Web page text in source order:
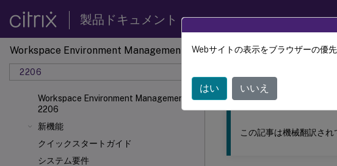
製品ドキュメント
Workspace Environment Management
2206
Workspace Environment Management
2206
新機能
クイックスタートガイド
システム要件
このコンテンツは動的に機械翻
ワークスペース環境管理
この記事は機械翻訳され
Webサイトの表示をブラウザーの優
はい いいえ